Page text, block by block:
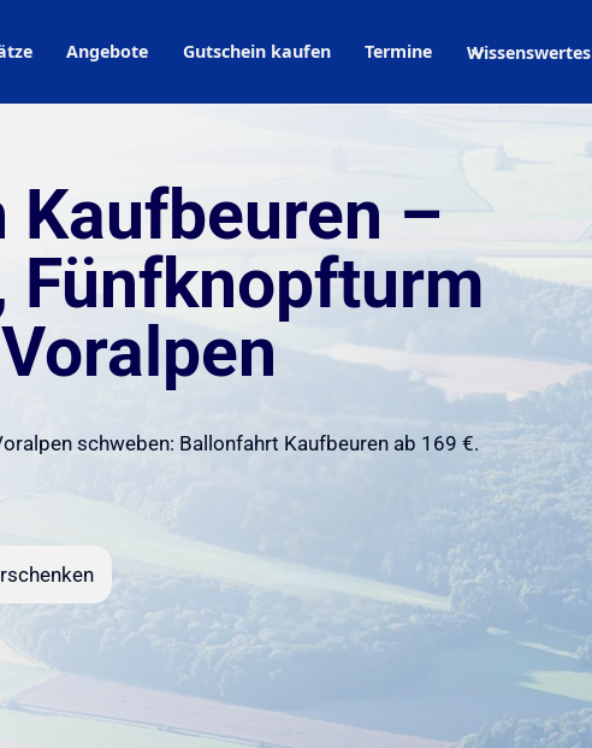
Angebote Gutschein kaufen Termine Wissenswertes
–
Fünfknopfturm
schweben: Ballonfahrt Kaufbeuren ab 169 €.